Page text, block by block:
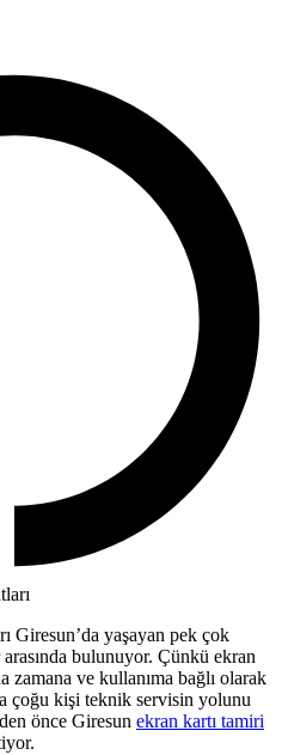
Giresun’da yaşayan pek çok
arasında bulunuyor. Çünkü ekran
zamana ve kullanıma bağlı olarak
çoğu kişi teknik servisin yolunu
önce Giresun ekran kartı tamiri